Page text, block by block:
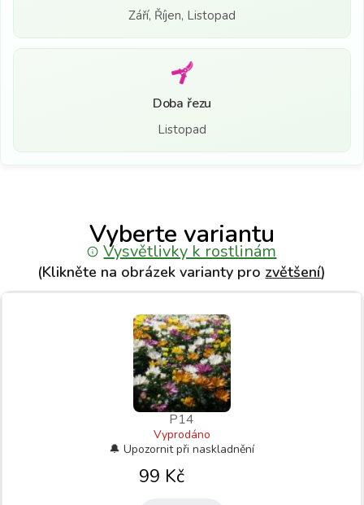
Září, Říjen, Listopad
Doba řezu
Listopad
Vyberte variantu
Vysvětlivky k rostlinám
(Klikněte na obrázek varianty pro zvětšení)
P14
Vyprodáno
99 Kč